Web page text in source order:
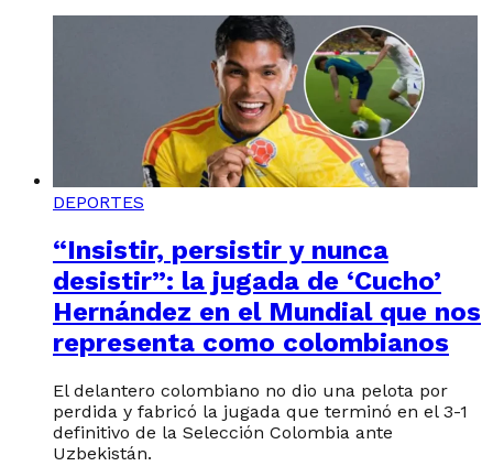
DEPORTES
“Insistir, persistir y nunca
desistir”: la jugada de ‘Cucho’
Hernández en el Mundial que nos
representa como colombianos
El delantero colombiano no dio una pelota por
perdida y fabricó la jugada que terminó en el 3-1
definitivo de la Selección Colombia ante
Uzbekistán.